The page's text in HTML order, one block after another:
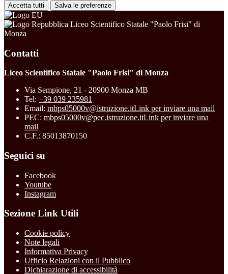
Accetta tutti Salva le preferenze
Liceo Scientifico Statale "Paolo Frisi" di
Monza
Contatti
Liceo Scientifico Statale "Paolo Frisi" di Monza
Via Sempione, 21 - 20900 Monza MB
Tel: +39 039 235981
Email: mbps05000v@istruzione.itLink per inviare una mail
PEC: mbps05000v@pec.istruzione.itLink per inviare una
mail
C.F.: 85013870150
Seguici su
Facebook
Youtube
Instagram
Sezione Link Utili
Cookie policy
Note legali
Informativa Privacy
Ufficio Relazioni con il Pubblico
Dichiarazione di accessibilità